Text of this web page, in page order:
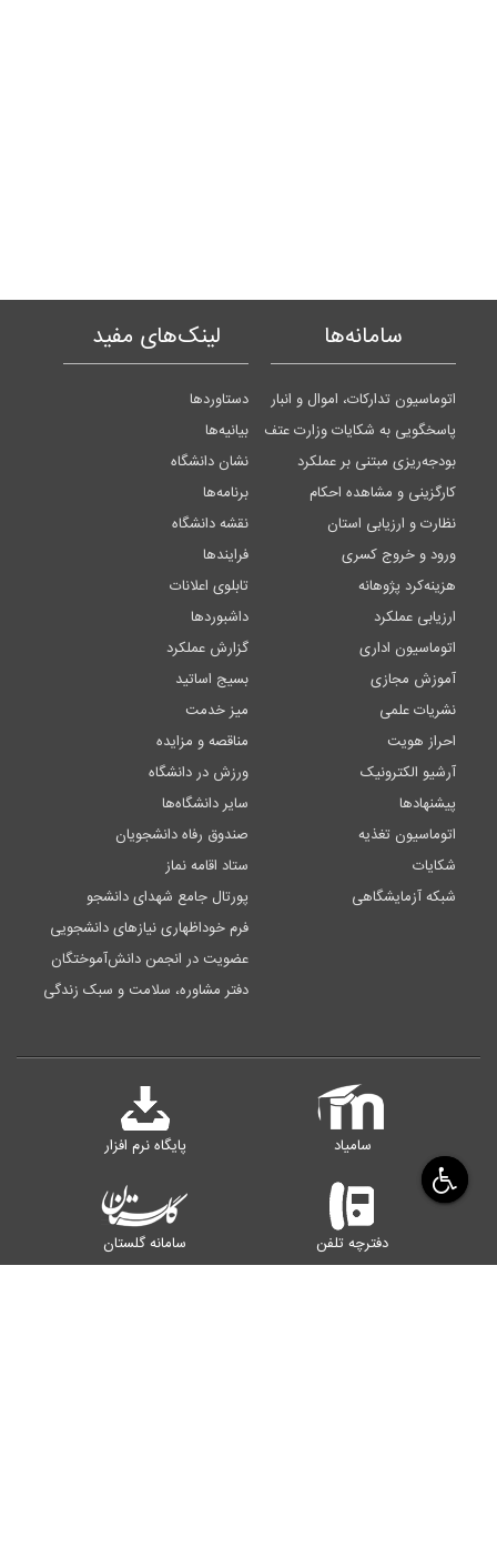
سامانه‌ها
اتوماسیون تدارکات، اموال و انبار
پاسخگویی به شکایات وزارت عتف
بودجه‌ریزی مبتنی بر عملکرد
کارگزینی و مشاهده احکام
نظارت و ارزیابی استان
ورود و خروج کسری
هزینه‌کرد پژوهانه
ارزیابی عملکرد
اتوماسیون اداری
آموزش مجازی
نشریات علمی
احراز هویت
آرشیو الکترونیک
پیشنهادها
اتوماسیون تغذیه
شکایات
شبکه آزمایشگاهی
لینک‌های مفید
دستاوردها
بیانیه‌ها
نشان دانشگاه
برنامه‌ها
نقشه دانشگاه
فرایندها
تابلوی اعلانات
داشبوردها
گزارش عملکرد
بسیج اساتید
میز خدمت
مناقصه و مزایده
ورزش در دانشگاه
سایر دانشگاه‌ها
صندوق رفاه دانشجویان
ستاد اقامه نماز
پورتال جامع شهدای دانشجو
فرم خوداظهاری نیازهای دانشجویی
عضویت در انجمن دانش‌آموختگان
دفتر مشاوره، سلامت و سبک زندگی
سامیاد پایگاه نرم افزار
دفترچه تلفن سامانه گلستان